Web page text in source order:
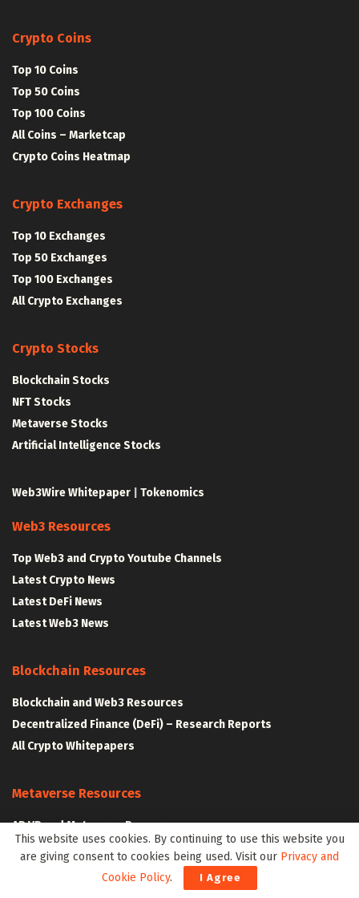
Crypto Coins
Top 10 Coins
Top 50 Coins
Top 100 Coins
All Coins – Marketcap
Crypto Coins Heatmap
Crypto Exchanges
Top 10 Exchanges
Top 50 Exchanges
Top 100 Exchanges
All Crypto Exchanges
Crypto Stocks
Blockchain Stocks
NFT Stocks
Metaverse Stocks
Artificial Intelligence Stocks
Web3Wire Whitepaper Tokenomics
Web3 Resources
Top Web3 and Crypto Youtube Channels
Latest Crypto News
Latest DeFi News
Latest Web3 News
Blockchain Resources
Blockchain and Web3 Resources
Decentralized Finance (DeFi) – Research Reports
All Crypto Whitepapers
Metaverse Resources
AR VR and Metaverse Resources
Metaverse Courses
This website uses cookies. By continuing to use this website you
are giving consent to cookies being used. Visit our Privacy and
Cookie Policy. I Agree